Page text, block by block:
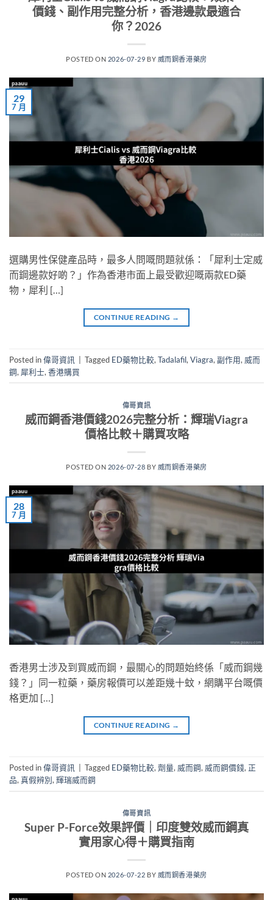
價錢、副作用完整分析，香港邊款最適合
你？2026
POSTED ON 2026-07-29 BY 威而鋼香港藥房
29
7 月
選購男性保健產品時，最多人問嘅問題就係：「犀利士定威
而鋼邊款好啲？」作為香港市面上最受歡迎嘅兩款ED藥
物，犀利 […]
CONTINUE READING →
Posted in偉哥資訊 Tagged ED藥物比較, Tadalafil, Viagra, 副作用, 威而
鋼, 犀利士, 香港購買
偉哥資訊
威而鋼香港價錢2026完整分析：輝瑞Viagra
價格比較＋購買攻略
POSTED ON 2026-07-28 BY 威而鋼香港藥房
28
7 月
香港男士涉及到買威而鋼，最關心的問題始終係「威而鋼幾
錢？」同一粒藥，藥房報價可以差距幾十蚊，網購平台嘅價
格更加 […]
CONTINUE READING →
Posted in偉哥資訊 Tagged ED藥物比較, 劑量, 威而鋼, 威而鋼價錢, 正
品, 真假辨別, 輝瑞威而鋼
偉哥資訊
Super P-Force效果評價｜印度雙效威而鋼真
實用家心得＋購買指南
POSTED ON 2026-07-22 BY 威而鋼香港藥房